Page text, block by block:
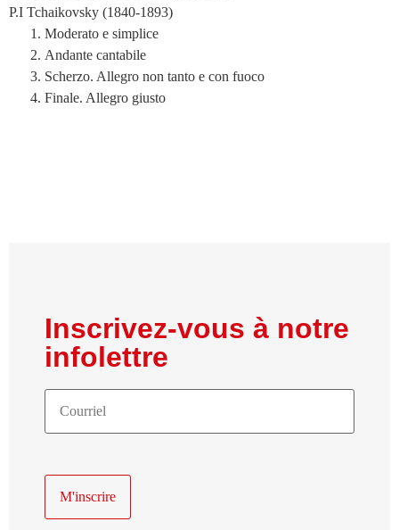
P.I Tchaikovsky (1840-1893)
Moderato e simplice
Andante cantabile
Scherzo. Allegro non tanto e con fuoco
Finale. Allegro giusto
Inscrivez-vous à notre
infolettre
Courriel